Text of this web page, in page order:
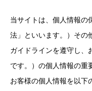
当サイトは、個人情報の
法」といいます。）その
ガイドラインを遵守し、
です。）の個人情報の重
お客様の個人情報を以下